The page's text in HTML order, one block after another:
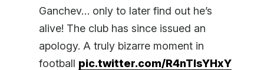
Ganchev… only to later find out he’s
alive! The club has since issued an
apology. A truly bizarre moment in
football pic.twitter.com/R4nTlsYHxY